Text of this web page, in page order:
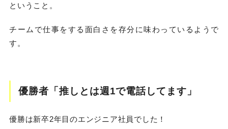
ということ。
チームで仕事をする面白さを存分に味わっているようで
す。
優勝者「推しとは週1で電話してます」
優勝は新卒2年目のエンジニア社員でした！